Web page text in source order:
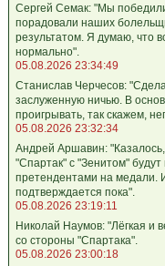
Сергей Семак: "Мы
порадовали наших
результатом. Я думаю, что
нормально".
05.08.2026 23:34:49
Станислав Черчесов:
заслуженную ничью. В
проигрывать, так скажем,
05.08.2026 23:32:34
Андрей Аршавин:
"Спартак" с "Зенитом" будут
претендентами на медали.
подтверждается пока".
05.08.2026 23:19:11
Николай Наумов: "Лёгкая и
со стороны "Спартака".
05.08.2026 23:00:18